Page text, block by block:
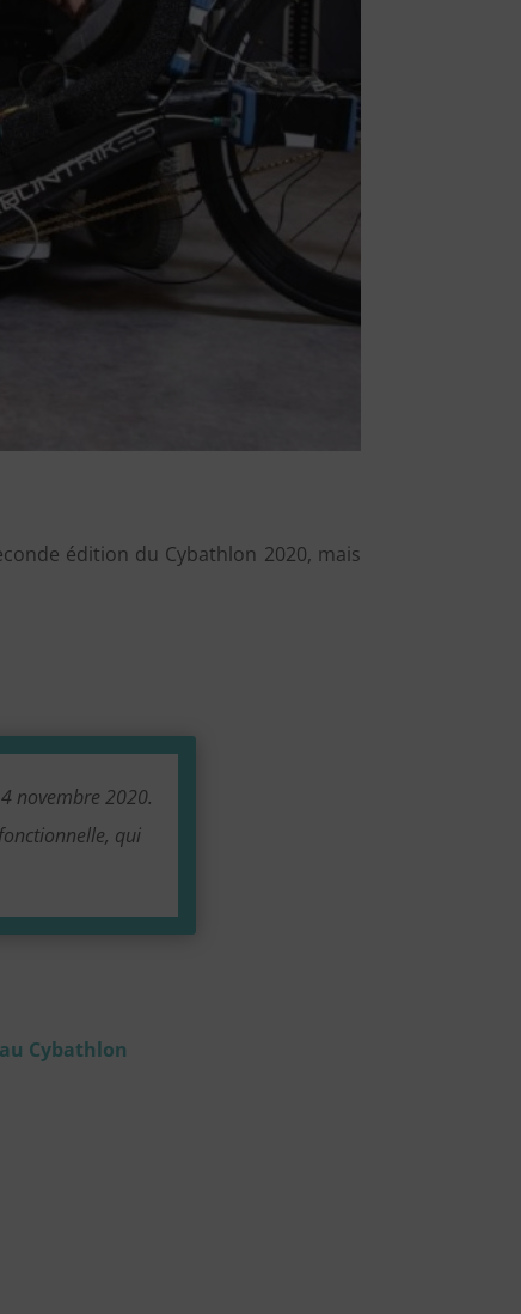
édition du Cybathlon 2020, mais
novembre 2020.
qui
Cybathlon